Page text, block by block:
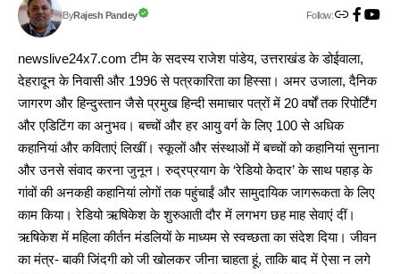
ByRajesh Pandey Follow:
newslive24x7.com टीम के सदस्य राजेश पांडेय, उत्तराखंड के डोईवाला,
देहरादून के निवासी और 1996 से पत्रकारिता का हिस्सा। अमर उजाला, दैनिक
जागरण और हिन्दुस्तान जैसे प्रमुख हिन्दी समाचार पत्रों में 20 वर्षों तक रिपोर्टिंग
और एडिटिंग का अनुभव। बच्चों और हर आयु वर्ग के लिए 100 से अधिक
कहानियां और कविताएं लिखीं। स्कूलों और संस्थाओं में बच्चों को कहानियां सुनाना
और उनसे संवाद करना जुनून। रुद्रप्रयाग के ‘रेडियो केदार’ के साथ पहाड़ के
गांवों की अनकही कहानियां लोगों तक पहुंचाईं और सामुदायिक जागरूकता के लिए
काम किया। रेडियो ऋषिकेश के शुरुआती दौर में लगभग छह माह सेवाएं दीं।
ऋषिकेश में महिला कीर्तन मंडलियों के माध्यम से स्वच्छता का संदेश दिया। जीवन
का मंत्र- बाकी जिंदगी को जी खोलकर जीना चाहता हूं, ताकि बाद में ऐसा न लगे